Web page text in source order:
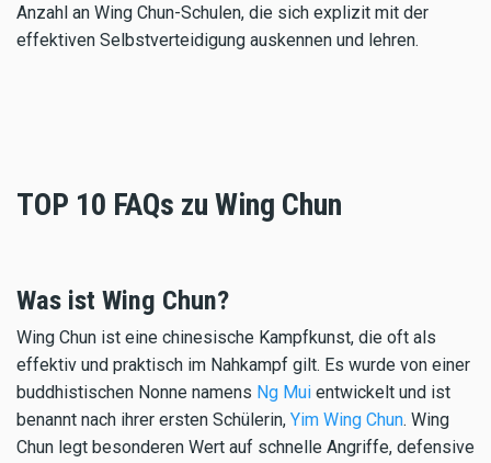
Anzahl an Wing Chun-Schulen, die sich explizit mit der
effektiven Selbstverteidigung auskennen und lehren.
TOP 10 FAQs zu Wing Chun
Was ist Wing Chun?
Wing Chun ist eine chinesische Kampfkunst, die oft als
effektiv und praktisch im Nahkampf gilt. Es wurde von einer
buddhistischen Nonne namens Ng Mui entwickelt und ist
benannt nach ihrer ersten Schülerin, Yim Wing Chun. Wing
Chun legt besonderen Wert auf schnelle Angriffe, defensive